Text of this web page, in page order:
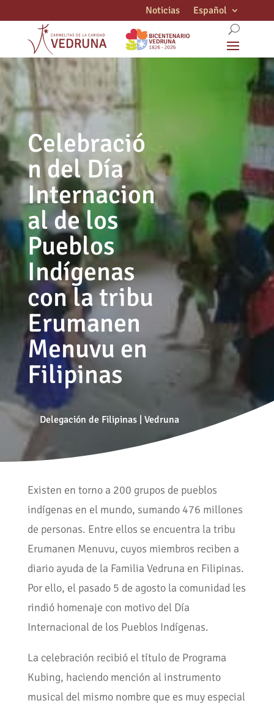
Noticias Español
Celebració
n del Día
Internacion
al de los
Pueblos
Indígenas
con la tribu
Erumanen
Menuvu en
Filipinas
Delegación de Filipinas| Vedruna
Existen en torno a 200 grupos de pueblos
indígenas en el mundo, sumando 476 millones
de personas. Entre ellos se encuentra la tribu
Erumanen Menuvu, cuyos miembros reciben a
diario ayuda de la Familia Vedruna en Filipinas.
Por ello, el pasado 5 de agosto la comunidad les
rindió homenaje con motivo del Día
Internacional de los Pueblos Indígenas.
La celebración recibió el título de Programa
Kubing, haciendo mención al instrumento
musical del mismo nombre que es muy especial